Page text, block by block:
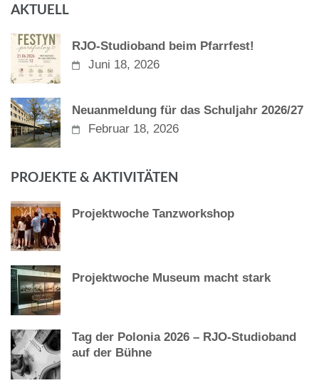
AKTUELL
RJO-Studioband beim Pfarrfest!
Juni 18, 2026
Neuanmeldung für das Schuljahr 2026/27
Februar 18, 2026
PROJEKTE & AKTIVITÄTEN
Projektwoche Tanzworkshop
Projektwoche Museum macht stark
Tag der Polonia 2026 – RJO-Studioband
auf der Bühne